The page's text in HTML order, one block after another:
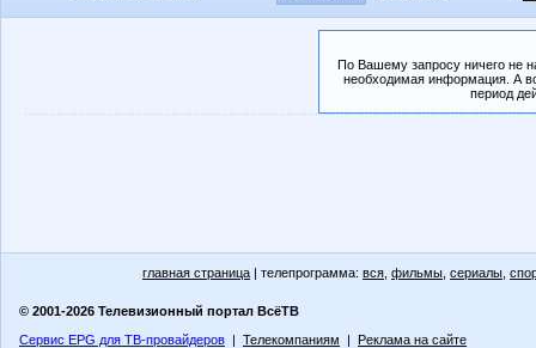
По Вашему запросу ничего не
необходимая информация. А
период
главная страница | телепрограмма: вся фильмы сериалы
© 2001-2026 Телевизионный портал ВсёТВ
Сервис EPG для ТВ-провайдеров | Телекомпаниям | Реклама на сайте